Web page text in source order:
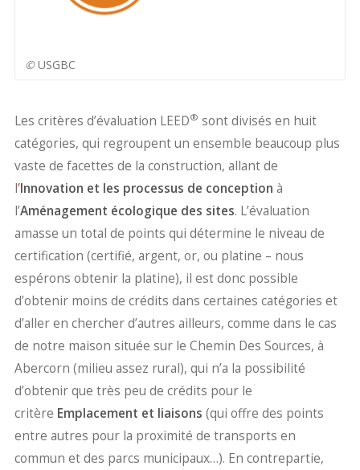
©USGBC
Les critères d’évaluation LEED® sont divisés en huit
catégories, qui regroupent un ensemble beaucoup plus
vaste de facettes de la construction, allant de
l’Innovation et les processus de conception à
l’Aménagement écologique des sites. L’évaluation
amasse un total de points qui détermine le niveau de
certification (certifié, argent, or, ou platine – nous
espérons obtenir la platine), il est donc possible
d’obtenir moins de crédits dans certaines catégories et
d’aller en chercher d’autres ailleurs, comme dans le cas
de notre maison située sur le Chemin Des Sources, à
Abercorn (milieu assez rural), qui n’a la possibilité
d’obtenir que très peu de crédits pour le
critère Emplacement et liaisons (qui offre des points
entre autres pour la proximité de transports en
commun et des parcs municipaux…). En contrepartie,